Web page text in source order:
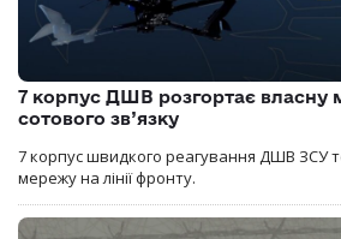
7 корпус ДШВ розгортає власну
сотового зв’язку
7 корпус швидкого реагування ДШВ ЗСУ
мережу на лінії фронту.